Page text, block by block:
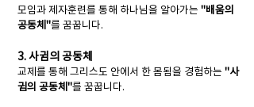
모임과 제자훈련를 통해 하나님을 알아가는 "배움의
공동체"를 꿈꿉니다.
3. 사귐의 공동체
교제를 통해 그리스도 안에서 한 몸됨을 경험하는 "사
귐의 공동체"를 꿈꿉니다.